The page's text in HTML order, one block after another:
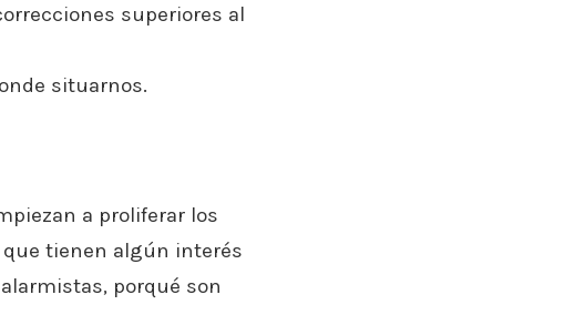
superiores al
situarnos.
a proliferar los
tienen algún interés
porqué son